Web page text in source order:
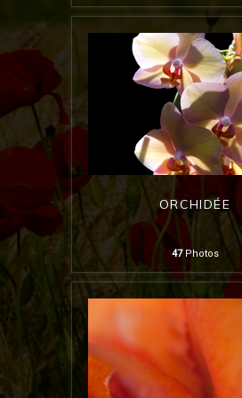
ORCHIDÉE
47Photos